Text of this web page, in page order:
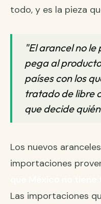
todo, y es la pieza
"El arancel no
pega al
países con los
tratado de libre
que decide
Los nuevos
importaciones
Las importaciones